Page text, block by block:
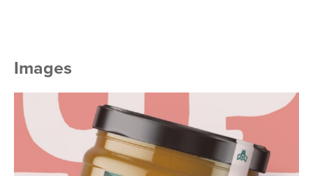
Images